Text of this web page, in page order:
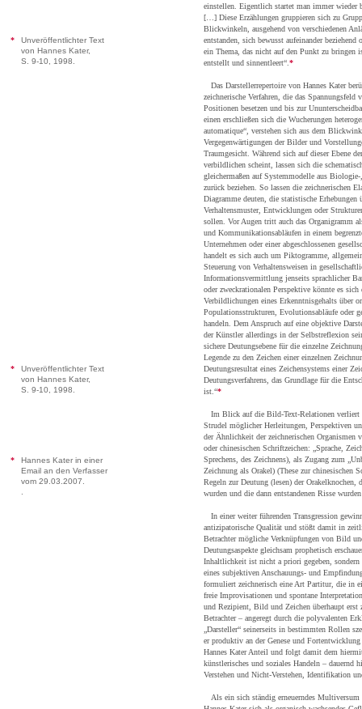
*
Unveröffentlichter Text
von Hannes Kater,
S. 9-10, 1998.
einstellen. Eigentlich startet man immer wieder
[…] Diese Erzählungen gruppieren sich zu
Blickwinkeln, ausgehend von verschiedenen
entstanden, sich bewusst aufeinander
ein Thema, das nicht auf den Punkt zu bringen
entstellt und sinnentleert“. *
*
Unveröffentlichter Text
von Hannes Kater,
S. 9-10, 1998.
Das Darstellerrepertoire von Hannes Kater
zeichnerische Verfahren, die das
Positionen besetzen und bis zur
einen erschließen sich die Wucherungen
automatique“, verstehen sich aus dem
Vergegenwärtigungen der Bilder und
Traumgesicht. Während sich auf dieser Ebene
verbildlichen scheint, lassen sich die
gleichermaßen auf Systemmodelle aus
zurück beziehen. So lassen die zeichnerischen
Diagramme deuten, die statistische Erhebungen
Verhaltensmuster, Entwicklungen oder
sollen. Vor Augen tritt auch das Organigramm
und Kommunikationsabläufen in einem
Unternehmen oder einer abgeschlossenen
handelt es sich auch um Piktogramme,
Steuerung von Verhaltensweisen in
Informationsvermittlung jenseits sprachlicher
oder zweckrationalen Perspektive könnte es sich
Verbildlichungen eines Erkenntnisgehalts über
Populationsstrukturen, Evolutionsabläufe oder
handeln. Dem Anspruch auf eine objektive
der Künstler allerdings in der Selbstreflexion
sichere Deutungsebene für die einzelne
Legende zu den Zeichen einer einzelnen
Deutungsresultat eines Zeichensystems einer
Deutungsverfahrens, das Grundlage für die
ist.“*
*
Hannes Kater in einer
Email an den Verfasser
vom 29.03.2007.
Im Blick auf die Bild-Text-Relationen verliert
Strudel möglicher Herleitungen, Perspektiven
der Ähnlichkeit der zeichnerischen Organismen
oder chinesischen Schriftzeichen: „Sprache,
Sprechens, des Zeichnens), als Zugang zum
Zeichnung als Orakel) (These zur chinesischen
Regeln zur Deutung (lesen) der Orakelknochen,
wurden und die dann entstandenen Risse
In einer weiter führenden Transgression
antizipatorische Qualität und stößt damit in
Betrachter mögliche Verknüpfungen von Bild
Deutungsaspekte gleichsam prophetisch
Inhaltlichkeit ist nicht a priori gegeben, sondern
eines subjektiven Anschauungs- und
formuliert zeichnerisch eine Art Partitur, die in
freie Improvisationen und spontane
und Rezipient, Bild und Zeichen überhaupt erst
Betrachter – angeregt durch die polyvalenten
„Darsteller“ seinerseits in bestimmten Rollen
er produktiv an der Genese und
Hannes Kater Anteil und folgt damit dem
künstlerisches und soziales Handeln – dauernd
Verstehen und Nicht-Verstehen, Identifikation
Als ein sich ständig erneuerndes Multiversum